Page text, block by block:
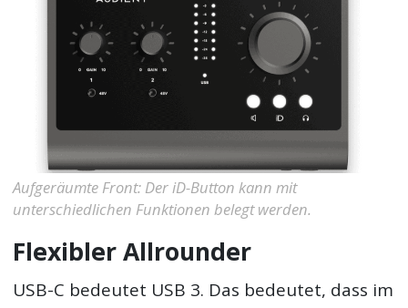
Aufgeräumte Front: Der iD-Button kann mit
unterschiedlichen Funktionen belegt werden.
Flexibler Allrounder
USB-C bedeutet USB 3. Das bedeutet, dass im